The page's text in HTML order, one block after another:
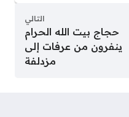
التالي
حجاج بيت الله الحرام
ينفرون من عرفات إلى
مزدلفة